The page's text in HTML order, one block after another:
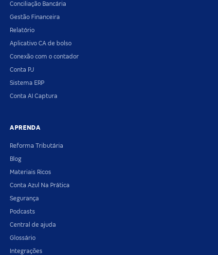
Conciliação Bancária
Gestão Financeira
Relatório
Aplicativo CA de bolso
Conexão com o contador
Conta PJ
Sistema ERP
Conta AI Captura
APRENDA
Reforma Tributária
Blog
Materiais Ricos
Conta Azul Na Prática
Segurança
Podcasts
Central de ajuda
Glossário
Integrações